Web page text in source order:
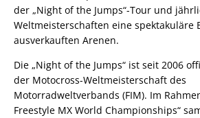
der „Night of the Jumps“-Tour und
Weltmeisterschaften eine spektakuläre
ausverkauften Arenen.
Die „Night of the Jumps“ ist seit 2006
der Motocross-Weltmeisterschaft des
Motorradweltverbands (FIM). Im
Freestyle MX World Championships“